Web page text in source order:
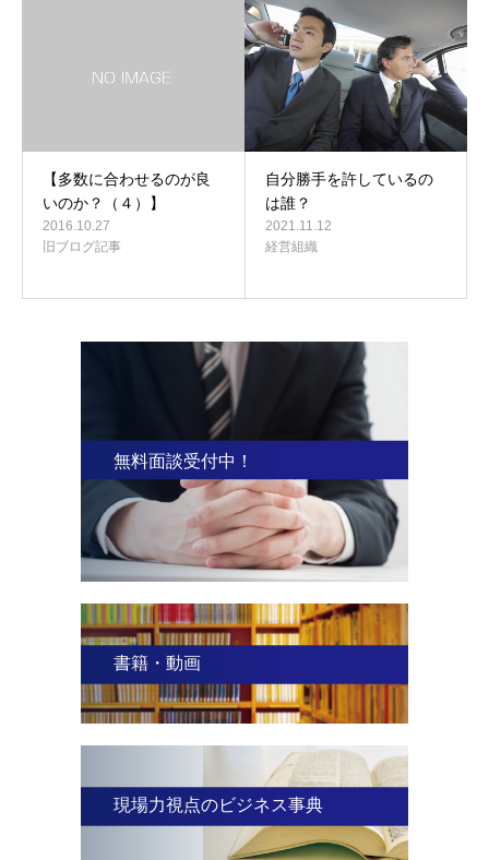
【多数に合わせるのが良
いのか？（４）】
2016.10.27
旧ブログ記事
自分勝手を許しているの
は誰？
2021.11.12
経営組織
無料面談受付中！
書籍・動画
現場力視点のビジネス事典